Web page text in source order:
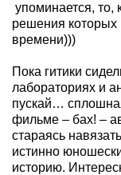
упоминается, то,
решения которых
времени)))
Пока гитики
лабораториях и
пускай…
фильме – бах! –
стараясь
истинно
историю.